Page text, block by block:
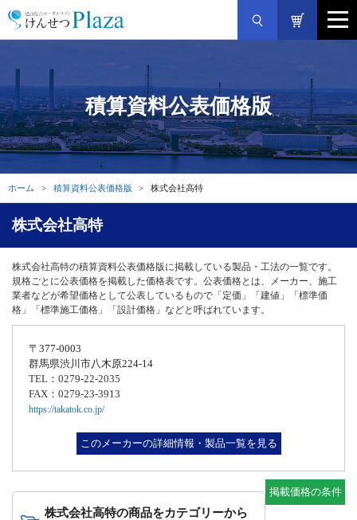
積算資料公表価格版
ホーム 積算資料公表価格版 株式会社高特
株式会社高特
株式会社高特の積算資料公表価格版に掲載している製品・工法の一覧です。
規格ごとに公表価格を掲載した価格表です。公表価格とは、メーカー、施工
業者などが希望価格として公表しているもので「定価」「建値」「標準価
格」「標準施工価格」「設計価格」などと呼ばれています。
〒377-0003
群馬県渋川市八木原224-14
TEL：0279-22-2035
FAX：0279-23-3913
https://takatok.co.jp/
このメーカーの詳細情報・製品一覧を見る
掲載価格の条件
株式会社高特の商品をカテゴリーから